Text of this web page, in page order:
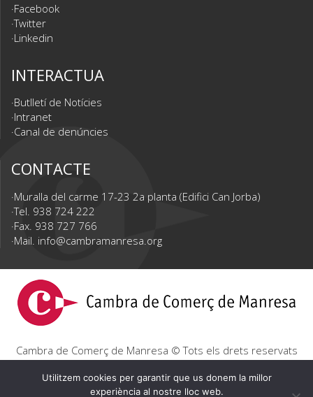
Facebook
Twitter
Linkedin
INTERACTUA
Butlletí de Notícies
Intranet
Canal de denúncies
CONTACTE
Muralla del carme 17-23 2a planta (Edifici Can Jorba)
Tel. 938 724 222
Fax. 938 727 766
Mail. info@cambramanresa.org
Cambra de Comerç de Manresa © Tots els drets reservats
Avís Legal Política de privacitat Política de cookies
Utilitzem cookies per garantir que us donem la millor
experiència al nostre lloc web.